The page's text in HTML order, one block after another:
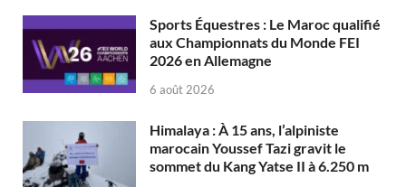
Sports Équestres : Le Maroc qualifié
aux Championnats du Monde FEI
2026 en Allemagne
6 août 2026
Himalaya : À 15 ans, l’alpiniste
marocain Youssef Tazi gravit le
sommet du Kang Yatse II à 6.250 m